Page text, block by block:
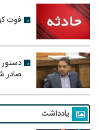
فوت کودک ۷ ساله
صادر
یادداشت